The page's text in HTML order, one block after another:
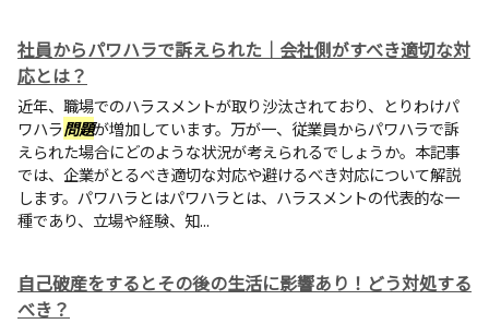
社員からパワハラで訴えられた｜会社側がすべき適切な対
応とは？
近年、職場でのハラスメントが取り沙汰されており、とりわけパ
ワハラ問題が増加しています。万が一、従業員からパワハラで訴
えられた場合にどのような状況が考えられるでしょうか。本記事
では、企業がとるべき適切な対応や避けるべき対応について解説
します。パワハラとはパワハラとは、ハラスメントの代表的な一
種であり、立場や経験、知...
自己破産をするとその後の生活に影響あり！どう対処する
べき？